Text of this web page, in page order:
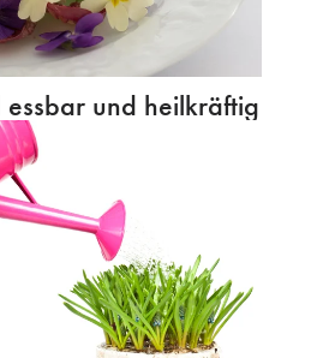
essbar und heilkräftig